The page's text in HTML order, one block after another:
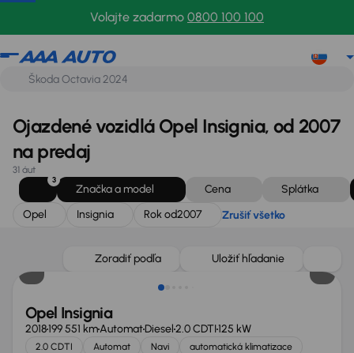
Volajte zadarmo 0800 100 100
Opel
Ojazdené vozidlá Opel Insignia, od 2007
na predaj
31 áut
3
Značka a model Cena
Splátka
Opel
Insignia Rok od2007 Zrušiť všetko
Zoradiť podľa Uložiť hľadanie
Zlacnené o 1 400 €
Opel Insignia
2018199 551 kmAutomatDiesel2.0 CDTI125 kW
2.0 CDTI Automat Navi
automatická klimatizace